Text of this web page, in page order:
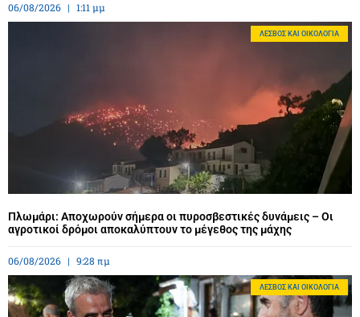
06/08/2026 1:11 μμ
ΛΈΣΒΟΣ ΚΑΙ ΟΙΚΟΛΟΓΊΑ
Πλωμάρι: Αποχωρούν σήμερα οι πυροσβεστικές δυνάμεις – Οι
αγροτικοί δρόμοι αποκαλύπτουν το μέγεθος της μάχης
06/08/2026 9:28 πμ
ΛΈΣΒΟΣ ΚΑΙ ΟΙΚΟΛΟΓΊΑ